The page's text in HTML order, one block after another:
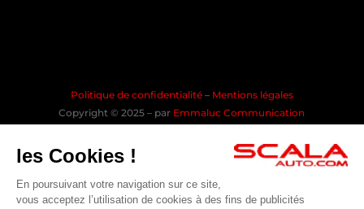
Politique de confidentialité – Mentions légales
Copyright © 2025 – par Emmaluc Communication
Rejoindre la communauté SCALA
les Cookies !
En poursuivant votre navigation sur ce site,
vous acceptez l’utilisation de cookies à des fins de publicités